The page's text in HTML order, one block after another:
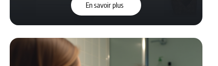
En savoir plus